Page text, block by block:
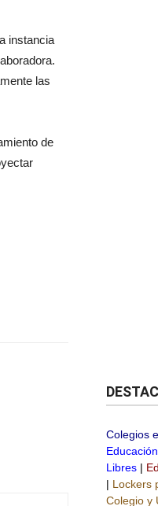
instancia
las
de
Colegios
Libres |
| Lockers
Colegio y